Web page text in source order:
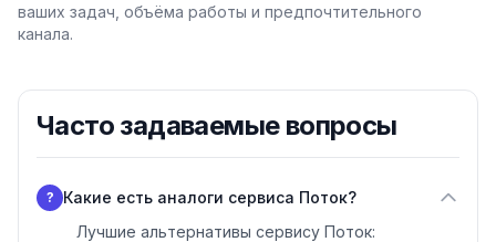
ваших задач, объёма работы и предпочтительного
канала.
Часто задаваемые вопросы
?
Какие есть аналоги сервиса Поток?
Лучшие альтернативы сервису Поток: